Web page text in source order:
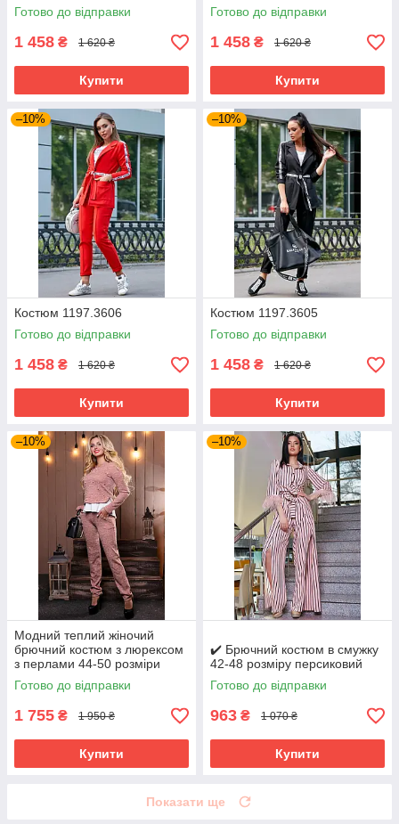
Готово до відправки
1 458 ₴ 1 620 ₴
Купити
Готово до відправки
1 458 ₴ 1 620 ₴
Купити
–10%
Костюм 1197.3606
Готово до відправки
1 458 ₴ 1 620 ₴
Купити
–10%
Костюм 1197.3605
Готово до відправки
1 458 ₴ 1 620 ₴
Купити
–10%
Модний теплий жіночий
брючний костюм з люрексом
з перлами 44-50 розміри
Готово до відправки
1 755 ₴ 1 950 ₴
Купити
–10%
✔️ Брючний костюм в смужку
42-48 розміру персиковий
Готово до відправки
963 ₴ 1 070 ₴
Купити
Показати ще